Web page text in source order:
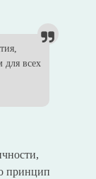
для всех
принцип